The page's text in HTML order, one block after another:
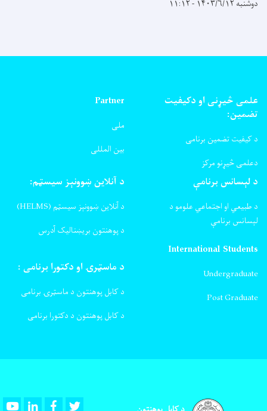
دوشنبه ۱۴۰۳/۶/۱۲ - ۱۱:۱۲
علمی څیړنی او دکیفیت
تضمین:
د کیفیت تضمین برنامی
دعلمی څیړنو مرکز
Partner
ملی
بین المللی
د لېسانس برنامې
د طبیعي او اجتماعي علومو د
لېسانس برنامې
د آنلاین ښوونېز سیسټم:
د آنلاین ښوونېز سیسټم (HELMS)
د پوهنتون بریښنالیک آدرس
International Students
Undergraduate
Post Graduate
د ماسټرۍ او دکتورا برنامی :
د کابل پوهنتون د ماسټرۍ برنامی
د کابل پوهنتون د دکتورا برنامی
YoutubeLinkedInFacebook